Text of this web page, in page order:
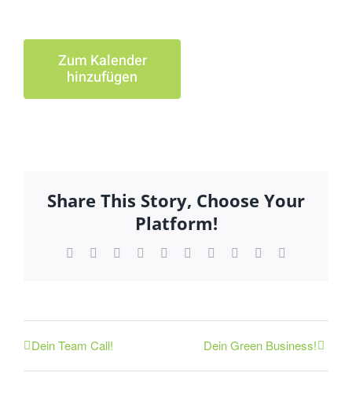
Zum Kalender
hinzufügen
Share This Story, Choose Your
Platform!
Facebook Reddit LinkedInWhatsApp
TumblrPinterest Xing
Dein Team Call! Dein Green Business!